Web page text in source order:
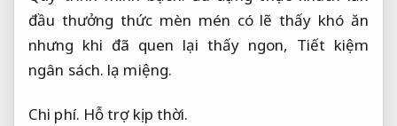
đầu thưởng thức mèn mén có lẽ thấy khó ăn
nhưng khi đã quen lại thấy ngon, Tiết kiệm
ngân sách. lạ miệng.
Chi phí. Hỗ trợ kịp thời.